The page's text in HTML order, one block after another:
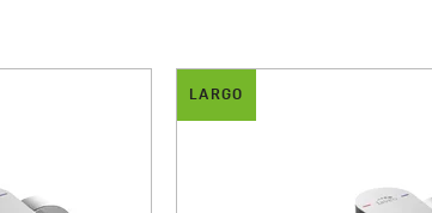
LARGO
Umstellventil